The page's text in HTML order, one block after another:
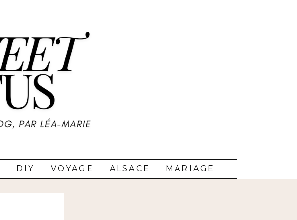
DIY VOYAGE ALSACE MARIAGE